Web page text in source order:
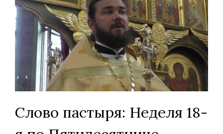
Слово пастыря: Неделя 18-